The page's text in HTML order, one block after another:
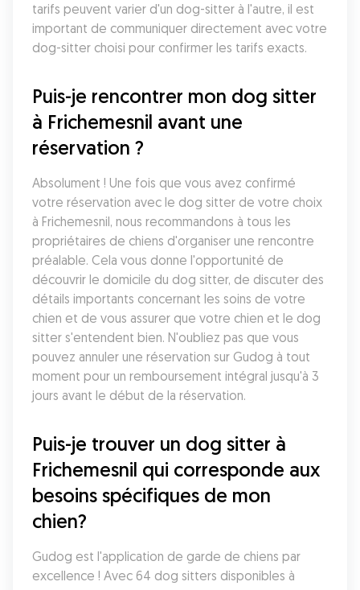
tarifs peuvent varier d'un dog-sitter à l'autre, il est
important de communiquer directement avec votre
dog-sitter choisi pour confirmer les tarifs exacts.
Puis-je rencontrer mon dog sitter
à Frichemesnil avant une
réservation ?
Absolument ! Une fois que vous avez confirmé
votre réservation avec le dog sitter de votre choix
à Frichemesnil, nous recommandons à tous les
propriétaires de chiens d'organiser une rencontre
préalable. Cela vous donne l'opportunité de
découvrir le domicile du dog sitter, de discuter des
détails importants concernant les soins de votre
chien et de vous assurer que votre chien et le dog
sitter s'entendent bien. N'oubliez pas que vous
pouvez annuler une réservation sur Gudog à tout
moment pour un remboursement intégral jusqu'à 3
jours avant le début de la réservation.
Puis-je trouver un dog sitter à
Frichemesnil qui corresponde aux
besoins spécifiques de mon
chien?
Gudog est l'application de garde de chiens par
excellence ! Avec 64 dog sitters disponibles à